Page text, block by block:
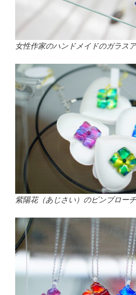
女性作家のハンドメイドのガラス
紫陽花（あじさい）のピンブローチ